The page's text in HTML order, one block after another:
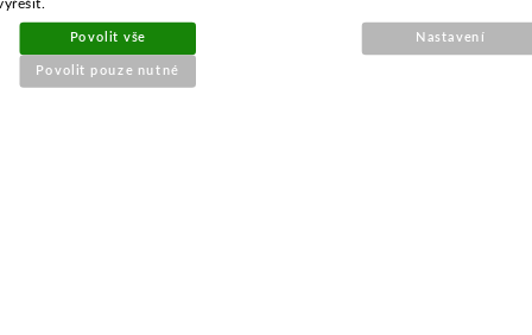
Povolit vše
Povolit pouze nutné
Nastavení